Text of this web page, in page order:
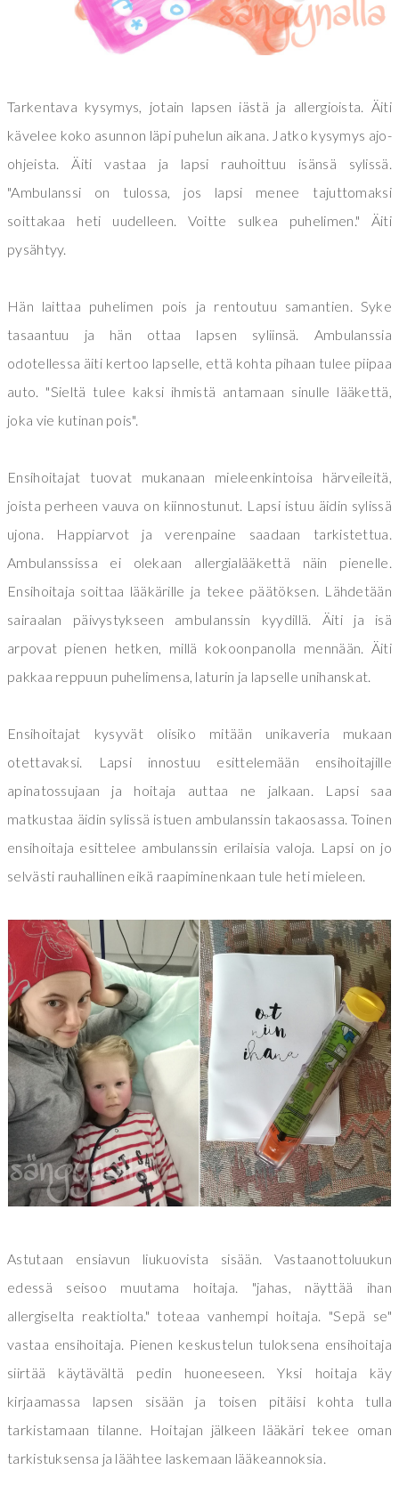
Tarkentava kysymys, jotain lapsen iästä ja allergioista. Äiti
kävelee koko asunnon läpi puhelun aikana. Jatko kysymys ajo-
ohjeista. Äiti vastaa ja lapsi rauhoittuu isänsä sylissä.
"Ambulanssi on tulossa, jos lapsi menee tajuttomaksi
soittakaa heti uudelleen. Voitte sulkea puhelimen." Äiti
pysähtyy.
Hän laittaa puhelimen pois ja rentoutuu samantien. Syke
tasaantuu ja hän ottaa lapsen syliinsä. Ambulanssia
odotellessa äiti kertoo lapselle, että kohta pihaan tulee piipaa
auto. "Sieltä tulee kaksi ihmistä antamaan sinulle lääkettä,
joka vie kutinan pois".
Ensihoitajat tuovat mukanaan mieleenkintoisa härveileitä,
joista perheen vauva on kiinnostunut. Lapsi istuu äidin sylissä
ujona. Happiarvot ja verenpaine saadaan tarkistettua.
Ambulanssissa ei olekaan allergialääkettä näin pienelle.
Ensihoitaja soittaa lääkärille ja tekee päätöksen. Lähdetään
sairaalan päivystykseen ambulanssin kyydillä. Äiti ja isä
arpovat pienen hetken, millä kokoonpanolla mennään. Äiti
pakkaa reppuun puhelimensa, laturin ja lapselle unihanskat.
Ensihoitajat kysyvät olisiko mitään unikaveria mukaan
otettavaksi. Lapsi innostuu esittelemään ensihoitajille
apinatossujaan ja hoitaja auttaa ne jalkaan. Lapsi saa
matkustaa äidin sylissä istuen ambulanssin takaosassa. Toinen
ensihoitaja esittelee ambulanssin erilaisia valoja. Lapsi on jo
selvästi rauhallinen eikä raapiminenkaan tule heti mieleen.
Astutaan ensiavun liukuovista sisään. Vastaanottoluukun
edessä seisoo muutama hoitaja. "jahas, näyttää ihan
allergiselta reaktiolta." toteaa vanhempi hoitaja. "Sepä se"
vastaa ensihoitaja. Pienen keskustelun tuloksena ensihoitaja
siirtää käytävältä pedin huoneeseen. Yksi hoitaja käy
kirjaamassa lapsen sisään ja toisen pitäisi kohta tulla
tarkistamaan tilanne. Hoitajan jälkeen lääkäri tekee oman
tarkistuksensa ja läähtee laskemaan lääkeannoksia.